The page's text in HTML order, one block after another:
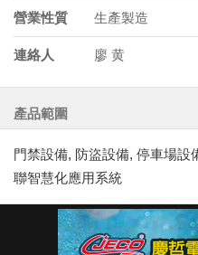
營業性質 生產製造
連絡人 廖 黄
產品範圍
門禁設備, 防盜設備, 停車場設
聯智慧化應用系統